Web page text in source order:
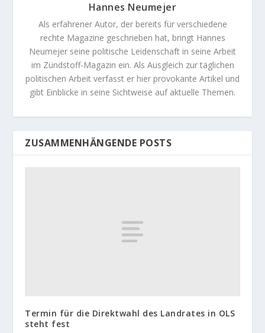
Hannes Neumejer
Als erfahrener Autor, der bereits für verschiedene
rechte Magazine geschrieben hat, bringt Hannes
Neumejer seine politische Leidenschaft in seine Arbeit
im Zündstoff-Magazin ein. Als Ausgleich zur täglichen
politischen Arbeit verfasst er hier provokante Artikel und
gibt Einblicke in seine Sichtweise auf aktuelle Themen.
ZUSAMMENHÄNGENDE POSTS
Termin für die Direktwahl des Landrates in OLS
steht fest